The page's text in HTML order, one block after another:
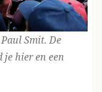
Smit. De
jehieren een